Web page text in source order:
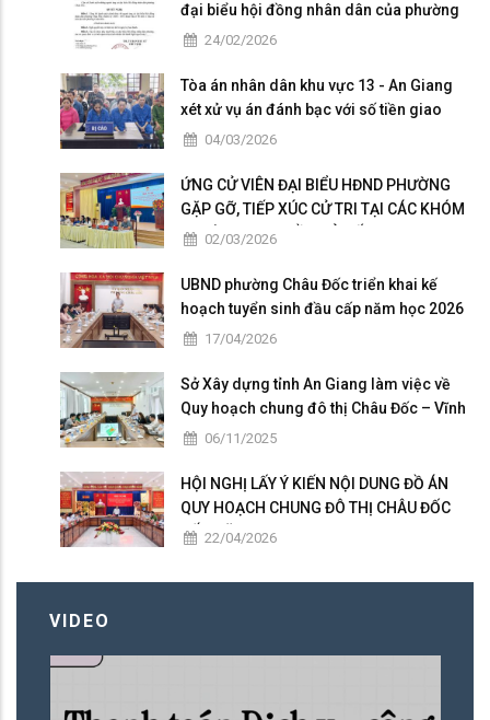
đại biểu hội đồng nhân dân của phường
Châu Đốc nhiệm kỳ 2026 - 2031
24/02/2026
Tòa án nhân dân khu vực 13 - An Giang
xét xử vụ án đánh bạc với số tiền giao
dịch hơn 4,9 tỷ đồng
04/03/2026
ỨNG CỬ VIÊN ĐẠI BIỂU HĐND PHƯỜNG
GẶP GỠ, TIẾP XÚC CỬ TRI TẠI CÁC KHÓM
THUỘC ĐƠN VỊ BẦU CỬ SỐ 5
02/03/2026
UBND phường Châu Đốc triển khai kế
hoạch tuyển sinh đầu cấp năm học 2026
– 202717/04/2026
Sở Xây dựng tỉnh An Giang làm việc về
Quy hoạch chung đô thị Châu Đốc – Vĩnh
Tế giai đoạn 2025 – 2026
06/11/2025
HỘI NGHỊ LẤY Ý KIẾN NỘI DUNG ĐỒ ÁN
QUY HOẠCH CHUNG ĐÔ THỊ CHÂU ĐỐC
ĐẾN NĂM 2050
22/04/2026
VIDEO